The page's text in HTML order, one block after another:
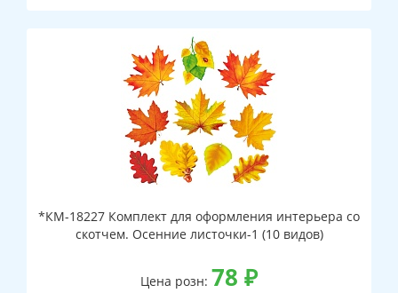
*КМ-18227 Комплект для оформления интерьера со
скотчем. Осенние листочки-1 (10 видов)
Цена розн: 78 ₽